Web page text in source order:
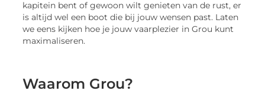
kapitein bent of gewoon wilt genieten van de rust, er
is altijd wel een boot die bij jouw wensen past. Laten
we eens kijken hoe je jouw vaarplezier in Grou kunt
maximaliseren.
Waarom Grou?